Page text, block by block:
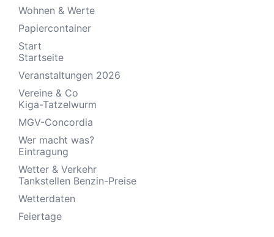
Wohnen & Werte
Papiercontainer
Start
Startseite
Veranstaltungen 2026
Vereine & Co
Kiga-Tatzelwurm
MGV-Concordia
Wer macht was?
Eintragung
Wetter & Verkehr
Tankstellen Benzin-Preise
Wetterdaten
Feiertage